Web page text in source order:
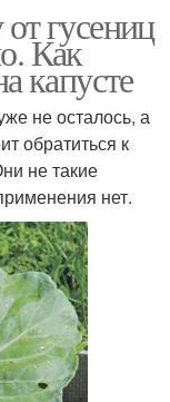
гусениц
Как
капусте
не осталось, а
обратиться к
не такие
нет.